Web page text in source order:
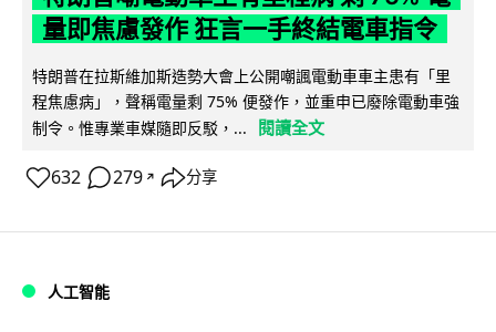
量即焦慮發作 狂言一手終結電車指令
特朗普在拉斯維加斯造勢大會上公開嘲諷電動車車主患有「里
程焦慮病」，聲稱電量剩 75% 便發作，並重申已廢除電動車強
制令。惟專業車媒隨即反駁，...
閱讀全文
632 279 ↗ 分享
人工智能